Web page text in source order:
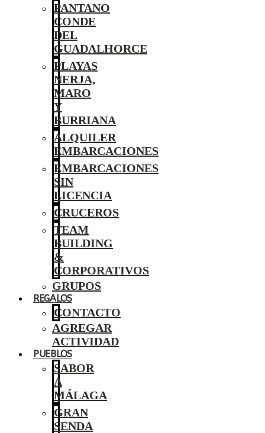
PANTANO
CONDE
DEL
GUADALHORCE
PLAYAS
NERJA,
MARO
Y
BURRIANA
ALQUILER
EMBARCACIONES
EMBARCACIONES
SIN
LICENCIA
CRUCEROS
TEAM
BUILDING
&
CORPORATIVOS
GRUPOS
REGALOS
CONTACTO
AGREGAR
ACTIVIDAD
PUEBLOS
SABOR
A
MÁLAGA
GRAN
SENDA